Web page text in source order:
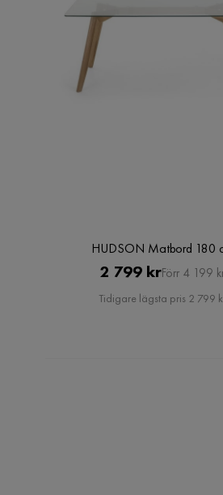
HUDSON Matbord 180
Pris
2 799 krOriginal
Pris
Förr 4 199
Tidigare lägsta pris 2 799